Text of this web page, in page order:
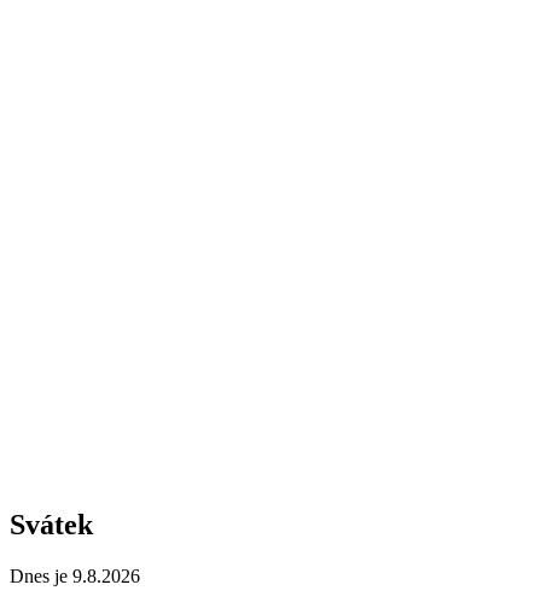
Svátek
Dnes je 9.8.2026